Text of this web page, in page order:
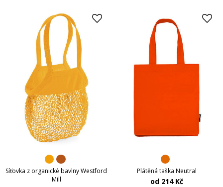
Síťovka z organické bavlny Westford
Mill
Plátěná taška Neutral
od 214 Kč